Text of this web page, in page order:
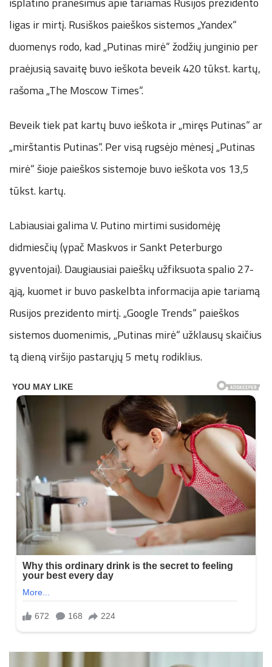
ligas ir mirtį. Rusiškos paieškos sistemos „Yandex“
duomenys rodo, kad „Putinas mirė“ žodžių junginio per
praėjusią savaitę buvo ieškota beveik 420 tūkst. kartų,
rašoma „The Moscow Times“.
Beveik tiek pat kartų buvo ieškota ir „miręs Putinas“ ar
„mirštantis Putinas“. Per visą rugsėjo mėnesį „Putinas
mirė“ šioje paieškos sistemoje buvo ieškota vos 13,5
tūkst. kartų.
Labiausiai galima V. Putino mirtimi susidomėję
didmiesčių (ypač Maskvos ir Sankt Peterburgo
gyventojai). Daugiausiai paieškų užfiksuota spalio 27-
ąją, kuomet ir buvo paskelbta informacija apie tariamą
Rusijos prezidento mirtį. „Google Trends“ paieškos
sistemos duomenimis, „Putinas mirė“ užklausų skaičius
tą dieną viršijo pastarųjų 5 metų rodiklius.